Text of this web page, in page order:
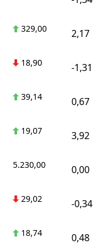
329,00 2,17
18,90 -1,31
39,14 0,67
19,07 3,92
5.230,00 0,00
29,02 -0,34
18,74 0,48